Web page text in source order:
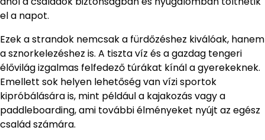
el a napot.
Ezek a strandok nemcsak a fürdőzéshez kiválóak, hanem
a sznorkelezéshez is. A tiszta víz és a gazdag tengeri
élővilág izgalmas felfedező túrákat kínál a gyerekeknek.
Emellett sok helyen lehetőség van vízi sportok
kipróbálására is, mint például a kajakozás vagy a
paddleboarding, ami további élményeket nyújt az egész
család számára.